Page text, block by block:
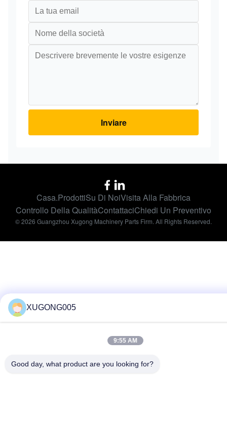
Inviare
Casa.ProdottiSu Di NoiVisita Alla Fabbrica
Controllo Della QualitàContattaciChiedi Un Preventivo
© 2026 Guangzhou Xugong Machinery Parts Firm. All Rights Reserved.
XUGONG005
9:55 AM
Good day, what product are you looking for?